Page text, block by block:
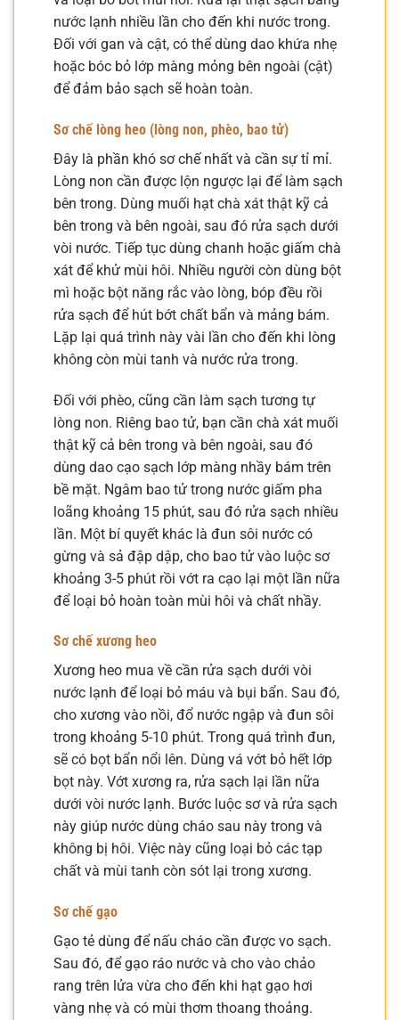
nước lạnh nhiều lần cho đến khi nước trong.
Đối với gan và cật, có thể dùng dao khứa nhẹ
hoặc bóc bỏ lớp màng mỏng bên ngoài (cật)
để đảm bảo sạch sẽ hoàn toàn.
Sơ chế lòng heo (lòng non, phèo, bao tử)
Đây là phần khó sơ chế nhất và cần sự tỉ mỉ.
Lòng non cần được lộn ngược lại để làm sạch
bên trong. Dùng muối hạt chà xát thật kỹ cả
bên trong và bên ngoài, sau đó rửa sạch dưới
vòi nước. Tiếp tục dùng chanh hoặc giấm chà
xát để khử mùi hôi. Nhiều người còn dùng bột
mì hoặc bột năng rắc vào lòng, bóp đều rồi
rửa sạch để hút bớt chất bẩn và mảng bám.
Lặp lại quá trình này vài lần cho đến khi lòng
không còn mùi tanh và nước rửa trong.
Đối với phèo, cũng cần làm sạch tương tự
lòng non. Riêng bao tử, bạn cần chà xát muối
thật kỹ cả bên trong và bên ngoài, sau đó
dùng dao cạo sạch lớp màng nhầy bám trên
bề mặt. Ngâm bao tử trong nước giấm pha
loãng khoảng 15 phút, sau đó rửa sạch nhiều
lần. Một bí quyết khác là đun sôi nước có
gừng và sả đập dập, cho bao tử vào luộc sơ
khoảng 3-5 phút rồi vớt ra cạo lại một lần nữa
để loại bỏ hoàn toàn mùi hôi và chất nhầy.
Sơ chế xương heo
Xương heo mua về cần rửa sạch dưới vòi
nước lạnh để loại bỏ máu và bụi bẩn. Sau đó,
cho xương vào nồi, đổ nước ngập và đun sôi
trong khoảng 5-10 phút. Trong quá trình đun,
sẽ có bọt bẩn nổi lên. Dùng vá vớt bỏ hết lớp
bọt này. Vớt xương ra, rửa sạch lại lần nữa
dưới vòi nước lạnh. Bước luộc sơ và rửa sạch
này giúp nước dùng cháo sau này trong và
không bị hôi. Việc này cũng loại bỏ các tạp
chất và mùi tanh còn sót lại trong xương.
Sơ chế gạo
Gạo tẻ dùng để nấu cháo cần được vo sạch.
Sau đó, để gạo ráo nước và cho vào chảo
rang trên lửa vừa cho đến khi hạt gạo hơi
vàng nhẹ và có mùi thơm thoang thoảng.